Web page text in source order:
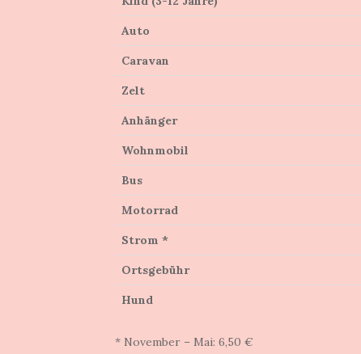
Auto
Caravan
Zelt
Anhänger
Wohnmobil
Bus
Motorrad
Strom *
Ortsgebühr
Hund
* November – Mai: 6,50 €